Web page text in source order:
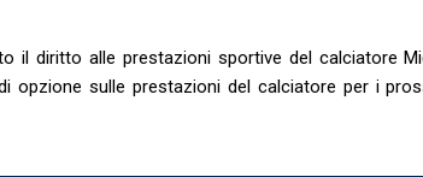
il diritto alle prestazioni sportive del calciatore
sulle prestazioni del calciatore per i